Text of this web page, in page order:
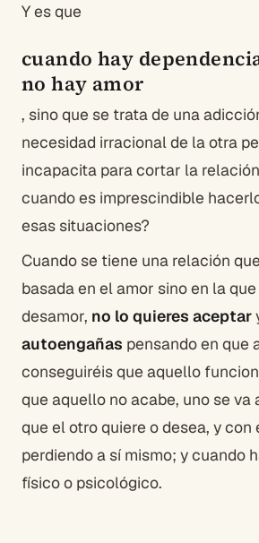
Y es que
cuando hay
no hay amor
, sino que se trata de una
necesidad irracional de la otra
incapacita para cortar la
cuando es imprescindible
esas situaciones?
Cuando se tiene una relación
basada en el amor sino en la
desamor, no lo quieres aceptar
autoengañas pensando en que
conseguiréis que aquello
que aquello no acabe, uno se va
que el otro quiere o desea, y con
perdiendo a sí mismo; y cuando
físico o psicológico.